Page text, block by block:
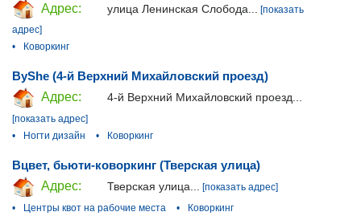
Адрес:
улица Ленинская Слобода...
[показать
адрес]
•
Коворкинг
ByShe (4-й Верхний Михайловский проезд)
Адрес:
4-й Верхний Михайловский проезд...
[показать адрес]
•
Ногти дизайн • Коворкинг
Вцвет, бьюти-коворкинг (Тверская улица)
Адрес:
Тверская улица... [показать адрес]
•
Центры квот на рабочие места • Коворкинг